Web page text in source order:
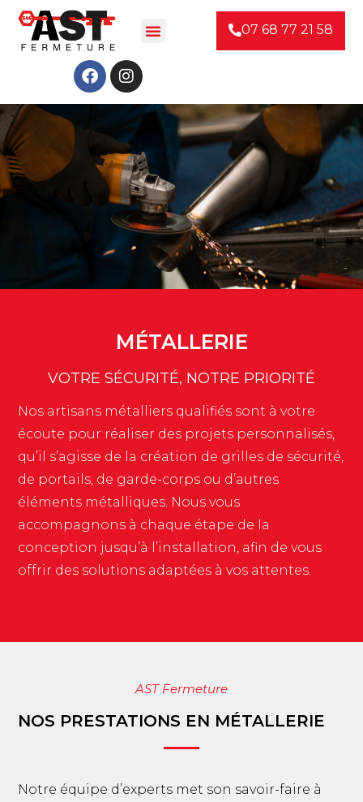
07 68 77 21 58
MÉTALLERIE
VOTRE SÉCURITÉ, NOTRE PRIORITÉ
Nos artisans métalliers qualifiés sont à votre
écoute pour réaliser des projets personnalisés,
qu’il s’agisse de la création de grilles de sécurité,
de portails, de garde-corps ou d’autres
éléments métalliques. Nous vous
accompagnons à chaque étape de la
conception jusqu’à l’installation, afin de vous
offrir des solutions adaptées à vos attentes.
AST Fermeture
NOS PRESTATIONS EN MÉTALLERIE
Notre équipe d’experts met son savoir-faire à